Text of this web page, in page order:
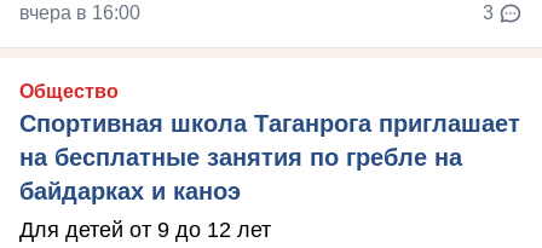
вчера в 16:00 3
Общество
Спортивная школа Таганрога приглашает
на бесплатные занятия по гребле на
байдарках и каноэ
Для детей от 9 до 12 лет